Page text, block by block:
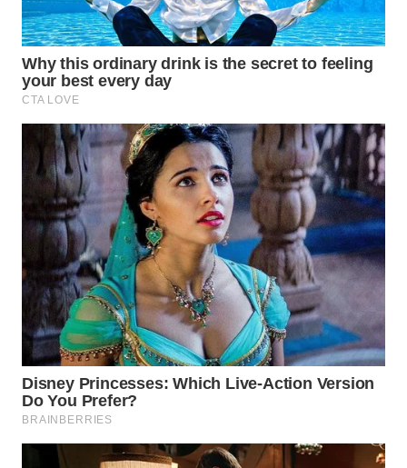
SAMOSIR
WN
PADANG
LAWAS
WN
SUMEDANG
WN
CIANJUR
WN
KEPULAUAN
SERIBU
WN
TANGERANG
BINJAI